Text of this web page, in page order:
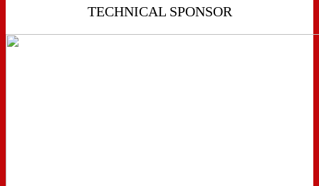
TECHNICAL SPONSOR